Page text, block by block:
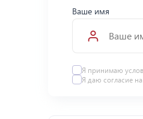
Ваше имя
Я принимаю
Я даю согласие